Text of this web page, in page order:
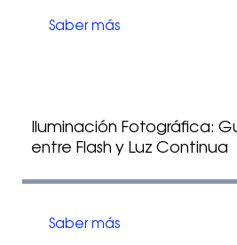
Saber más
Iluminación Fotográfica:
entre Flash y Luz Continua
Saber más